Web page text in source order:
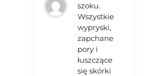
szoku.
Wszystkie
wypryski,
zapchane
pory i
łuszczące
się skórki